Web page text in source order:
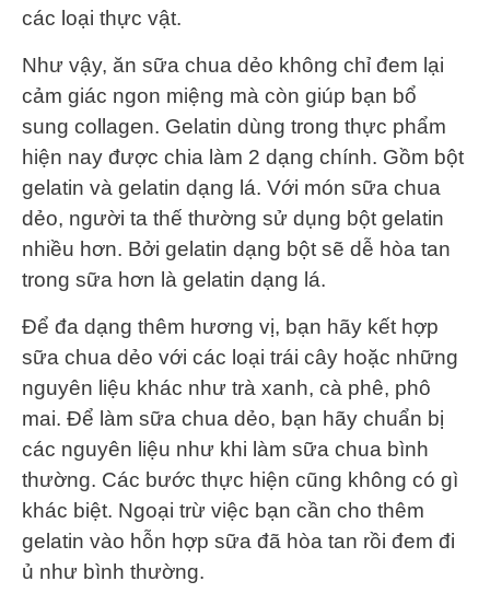
các loại thực vật.
Như vậy, ăn sữa chua dẻo không chỉ đem lại
cảm giác ngon miệng mà còn giúp bạn bổ
sung collagen. Gelatin dùng trong thực phẩm
hiện nay được chia làm 2 dạng chính. Gồm bột
gelatin và gelatin dạng lá. Với món sữa chua
dẻo, người ta thế thường sử dụng bột gelatin
nhiều hơn. Bởi gelatin dạng bột sẽ dễ hòa tan
trong sữa hơn là gelatin dạng lá.
Để đa dạng thêm hương vị, bạn hãy kết hợp
sữa chua dẻo với các loại trái cây hoặc những
nguyên liệu khác như trà xanh, cà phê, phô
mai. Để làm sữa chua dẻo, bạn hãy chuẩn bị
các nguyên liệu như khi làm sữa chua bình
thường. Các bước thực hiện cũng không có gì
khác biệt. Ngoại trừ việc bạn cần cho thêm
gelatin vào hỗn hợp sữa đã hòa tan rồi đem đi
ủ như bình thường.